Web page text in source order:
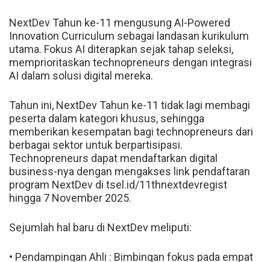
NextDev Tahun ke-11 mengusung AI-Powered
Innovation Curriculum sebagai landasan kurikulum
utama. Fokus AI diterapkan sejak tahap seleksi,
memprioritaskan technopreneurs dengan integrasi
AI dalam solusi digital mereka.
Tahun ini, NextDev Tahun ke-11 tidak lagi membagi
peserta dalam kategori khusus, sehingga
memberikan kesempatan bagi technopreneurs dari
berbagai sektor untuk berpartisipasi.
Technopreneurs dapat mendaftarkan digital
business-nya dengan mengakses link pendaftaran
program NextDev di tsel.id/11thnextdevregist
hingga 7 November 2025.
Sejumlah hal baru di NextDev meliputi:
• Pendampingan Ahli : Bimbingan fokus pada empat